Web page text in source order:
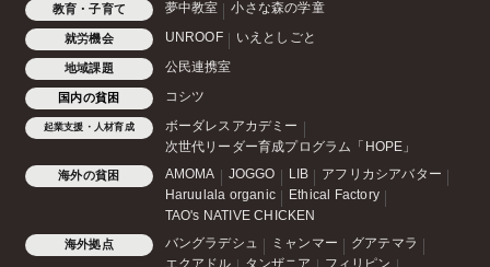
教育・子育て 夢中教室 小さな森の学童
就労機会 UNROOF いえとしごと
地域課題 公民連携室
国内の貧困 コシツ
起業支援・人材育成
ボーダレスアカデミー
次世代リーダー育成プログラム「HOPE」
海外の貧困 AMOMA JOGGO LIB
アフリカシアバター
Haruulala organic
Ethical Factory
TAO's NATIVE CHICKEN
海外拠点 バングラデシュ ミャンマー
グアテマラ